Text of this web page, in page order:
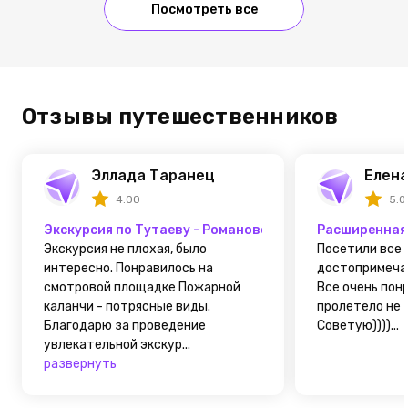
Посмотреть все
Отзывы путешественников
Эллада Таранец
4.00
Экскурсия по Тутаеву - Романовская сторона
Экскурсия не плохая, было
интересно. Понравилось на
смотровой площадке Пожарной
каланчи - потрясные виды.
Благодарю за проведение
увлекательной экскур...
развернуть
Посетили все
Все очень
пролетело не
Советую))))...